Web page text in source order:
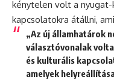
kénytelen volt a nyugat-
kapcsolatokra átállni,
„Az új államhatárok
választóvonalak
és kulturális
amelyek